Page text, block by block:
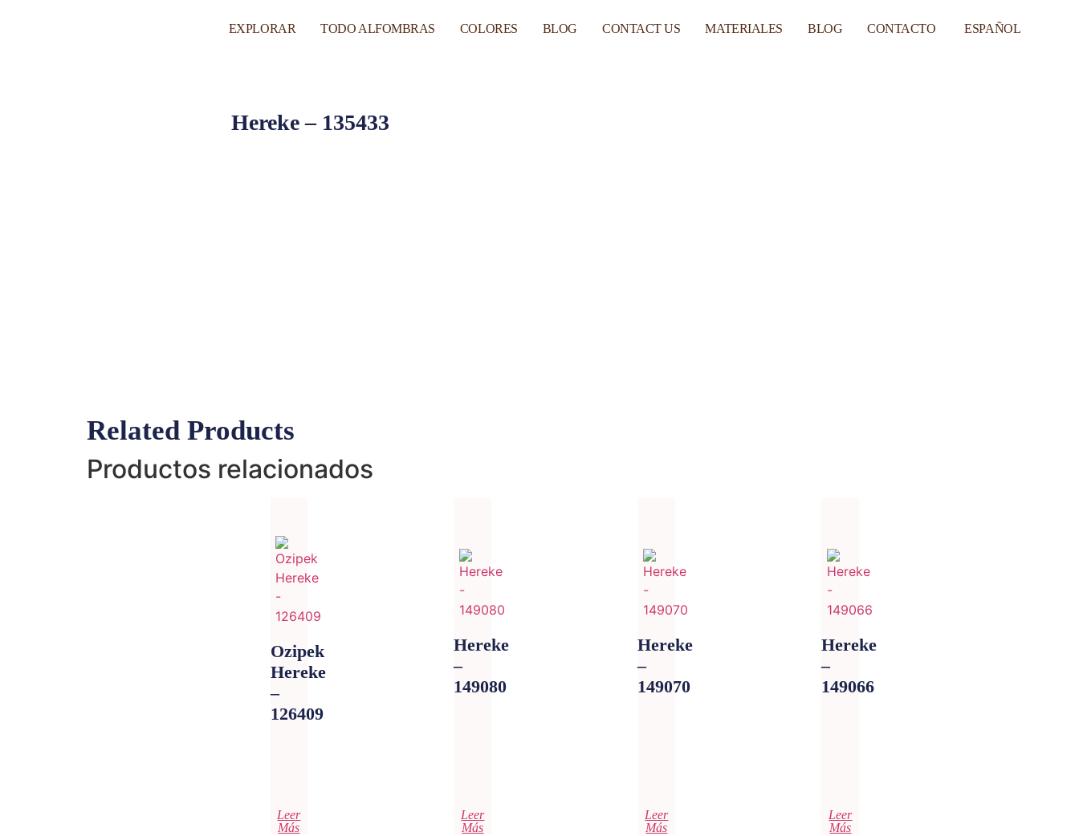
EXPLORAR TODO ALFOMBRAS COLORES BLOG CONTACT US MATERIALES BLOG CONTACTO ESPAÑOL
Hereke – 135433
Related Products
Productos relacionados
Ozipek
Hereke
–
126409
Leer
Más
Hereke
–
149080
Leer
Más
Hereke
–
149070
Leer
Más
Hereke
–
149066
Leer
Más